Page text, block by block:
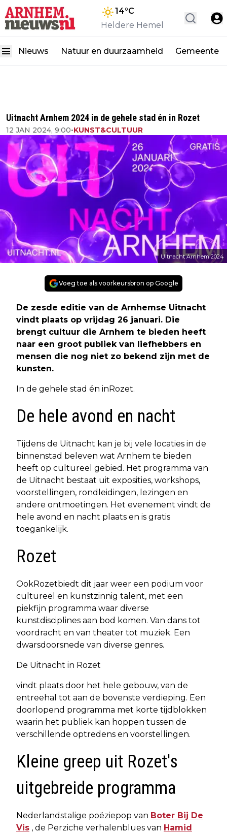
14°C
Heldere Hemel
Nieuws Natuur en duurzaamheid Gemeente
Uitnacht Arnhem 2024 in de gehele stad én in Rozet
12 JAN 2024, 9:00•KUNST&CULTUUR
Uitnacht Arnhem 2024
Voeg toe als voorkeursbron op Google
De zesde editie van de Arnhemse Uitnacht
vindt plaats op vrijdag 26 januari. Die
brengt cultuur die Arnhem te bieden heeft
naar een groot publiek van liefhebbers en
mensen die nog niet zo bekend zijn met de
kunsten.
In de gehele stad én inRozet.
De hele avond en nacht
Tijdens de Uitnacht kan je bij vele locaties in de
binnenstad beleven wat Arnhem te bieden
heeft op cultureel gebied. Het programma van
de Uitnacht bestaat uit exposities, workshops,
voorstellingen, rondleidingen, lezingen en
andere ontmoetingen. Het evenement vindt de
hele avond en nacht plaats en is gratis
toegankelijk.
Rozet
OokRozetbiedt dit jaar weer een podium voor
cultureel en kunstzinnig talent, met een
piekfijn programma waar diverse
kunstdisciplines aan bod komen. Van dans tot
voordracht en van theater tot muziek. Een
dwarsdoorsnede van diverse genres.
De Uitnacht in Rozet
vindt plaats door het hele gebouw, van de
entreehal tot aan de bovenste verdieping. Een
doorlopend programma met korte tijdblokken
waarin het publiek kan hoppen tussen de
verschillende optredens en voorstellingen.
Kleine greep uit Rozet's
uitgebreide programma
Nederlandstalige poëziepop van Boter Bij De
Vis , de Perziche verhalenblues van Hamid